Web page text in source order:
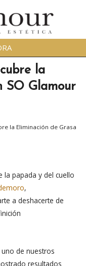
la
SO Glamour
la Eliminación de Grasa
la papada y del cuello
,
a deshacerte de
uno de nuestros
resultados